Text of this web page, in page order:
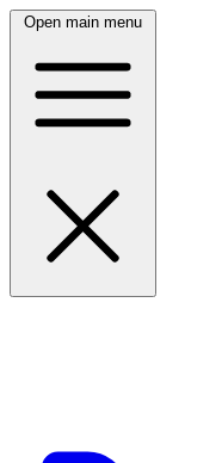
Open main menu